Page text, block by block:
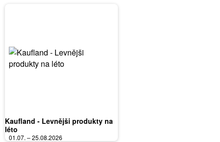
Kaufland - Levnějši produkty na
léto
01.07. – 25.08.2026